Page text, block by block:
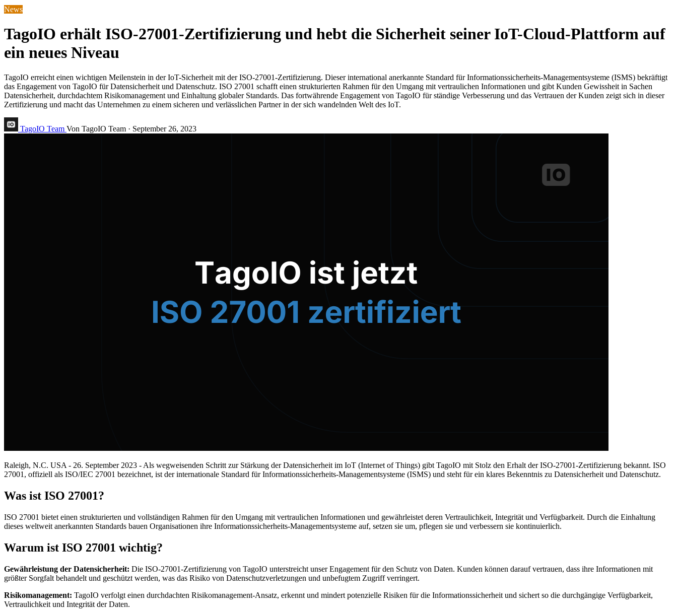
News
TagoIO erhält ISO-27001-Zertifizierung und hebt die Sicherheit seiner IoT-Cloud-Plattform auf
ein neues Niveau
TagoIO erreicht einen wichtigen Meilenstein in der IoT-Sicherheit mit der ISO-27001-Zertifizierung. Dieser international anerkannte Standard für Informationssicherheits-Managementsysteme (ISMS) bekräftigt
das Engagement von TagoIO für Datensicherheit und Datenschutz. ISO 27001 schafft einen strukturierten Rahmen für den Umgang mit vertraulichen Informationen und gibt Kunden Gewissheit in Sachen
Datensicherheit, durchdachtem Risikomanagement und Einhaltung globaler Standards. Das fortwährende Engagement von TagoIO für ständige Verbesserung und das Vertrauen der Kunden zeigt sich in dieser
Zertifizierung und macht das Unternehmen zu einem sicheren und verlässlichen Partner in der sich wandelnden Welt des IoT.
TagoIO Team Von TagoIO Team · September 26, 2023
Raleigh, N.C. USA - 26. September 2023 - Als wegweisenden Schritt zur Stärkung der Datensicherheit im IoT (Internet of Things) gibt TagoIO mit Stolz den Erhalt der ISO-27001-Zertifizierung bekannt. ISO
27001, offiziell als ISO/IEC 27001 bezeichnet, ist der internationale Standard für Informationssicherheits-Managementsysteme (ISMS) und steht für ein klares Bekenntnis zu Datensicherheit und Datenschutz.
Was ist ISO 27001?
ISO 27001 bietet einen strukturierten und vollständigen Rahmen für den Umgang mit vertraulichen Informationen und gewährleistet deren Vertraulichkeit, Integrität und Verfügbarkeit. Durch die Einhaltung
dieses weltweit anerkannten Standards bauen Organisationen ihre Informationssicherheits-Managementsysteme auf, setzen sie um, pflegen sie und verbessern sie kontinuierlich.
Warum ist ISO 27001 wichtig?
Gewährleistung der Datensicherheit: Die ISO-27001-Zertifizierung von TagoIO unterstreicht unser Engagement für den Schutz von Daten. Kunden können darauf vertrauen, dass ihre Informationen mit
größter Sorgfalt behandelt und geschützt werden, was das Risiko von Datenschutzverletzungen und unbefugtem Zugriff verringert.
Risikomanagement: TagoIO verfolgt einen durchdachten Risikomanagement-Ansatz, erkennt und mindert potenzielle Risiken für die Informationssicherheit und sichert so die durchgängige Verfügbarkeit,
Vertraulichkeit und Integrität der Daten.